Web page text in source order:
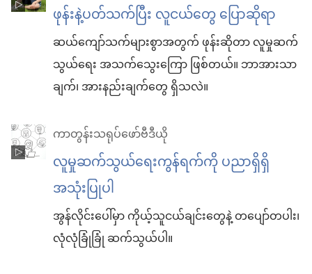
ဖုန်းနဲ့ပတ်သက်ပြီး လူငယ်တွေ ပြောဆိုရာ
ဆယ်ကျော်သက်များစွာအတွက် ဖုန်းဆိုတာ လူမှုဆက်
သွယ်ရေး အသက်သွေးကြော ဖြစ်တယ်။ ဘာအားသာ
ချက်၊ အားနည်းချက်တွေ ရှိသလဲ။
ကာတွန်းသရုပ်ဖော်ဗီဒီယို
လူမှုဆက်သွယ်ရေးကွန်ရက်ကို ပညာရှိရှိ
အသုံးပြုပါ
အွန်လိုင်းပေါ်မှာ ကိုယ့်သူငယ်ချင်းတွေနဲ့ တပျော်တပါး၊
လုံလုံခြုံခြုံ ဆက်သွယ်ပါ။